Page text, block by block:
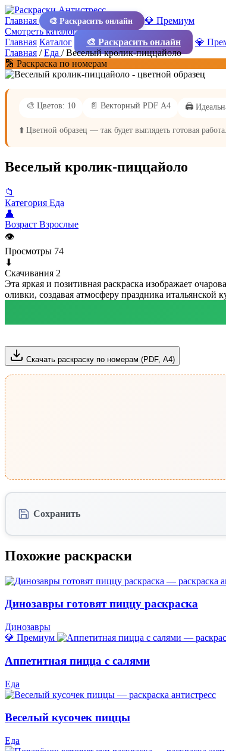
Главная 🎨 Раскрасить онлайн
💎 Премиум
Смотреть каталог
Главная Каталог 🎨 Раскрасить онлайн
💎
Главная /Еда /Веселый кролик-пиццайоло
🔢 Раскраска по номерам
🎨 Цветов: 10 📄 Векторный PDF А4 🖨️
⬆️ Цветной образец — так будет выглядеть готовая
Веселый кролик-пиццайоло
📁
Категория Еда
👤
Возраст Взрослые
👁
Просмотры 74
⬇
Скачивания 2
Эта яркая и позитивная раскраска изображает
оливки, создавая атмосферу праздника
Скачать раскраску по номерам (PDF, А4)
Сохранить
Похожие раскраски
Динозавры готовят пиццу раскраска
Динозавры
💎 Премиум
Аппетитная пицца с салями
Еда
Веселый кусочек пиццы
Еда